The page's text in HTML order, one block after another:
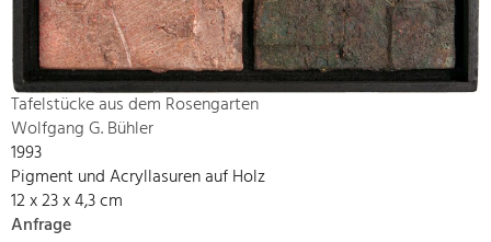
Tafelstücke aus dem Rosengarten
Wolfgang G. Bühler
1993
Pigment und Acryllasuren auf Holz
12 x 23 x 4,3 cm
Anfrage